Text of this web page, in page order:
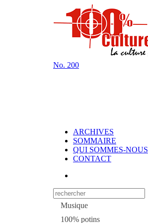
No. 200
ARCHIVES
SOMMAIRE
QUI SOMMES-NOUS
CONTACT
Musique
100% potins